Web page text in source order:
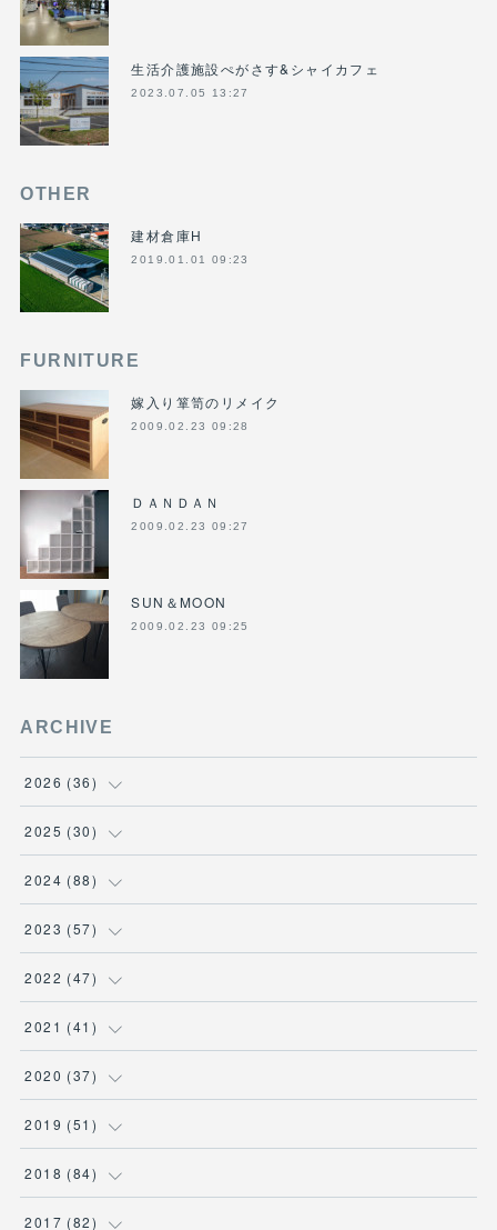
生活介護施設ぺがさす&シャイカフェ
2023.07.05 13:27
OTHER
建材倉庫H
2019.01.01 09:23
FURNITURE
嫁入り箪笥のリメイク
2009.02.23 09:28
ＤＡＮＤＡＮ
2009.02.23 09:27
SUN＆MOON
2009.02.23 09:25
ARCHIVE
2026 (36)
(3)
(4)
(3)
(5)
2025 (30)
(6)
(4)
(3)
( 2 )
2024 (88)
(7)
(8)
( 9 )
(3)
2023 (57)
(7)
( 6 )
(4)
( 3 )
2022 (47)
(7 )
(7)
(3 )
( 7 )
2021 (41 )
(2)
(3 )
( 2 )
( 1)
2020 (37)
(7 )
(1 )
(5)
2019 (51 )
(1)
(1)
2018 (84)
(6)
2017 (82)